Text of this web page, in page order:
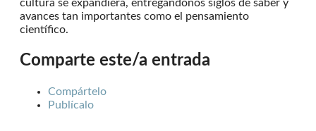
cultura se expandiera, entregándonos siglos de saber y
avances tan importantes como el pensamiento
científico.
Comparte este/a entrada
Compártelo
Publícalo